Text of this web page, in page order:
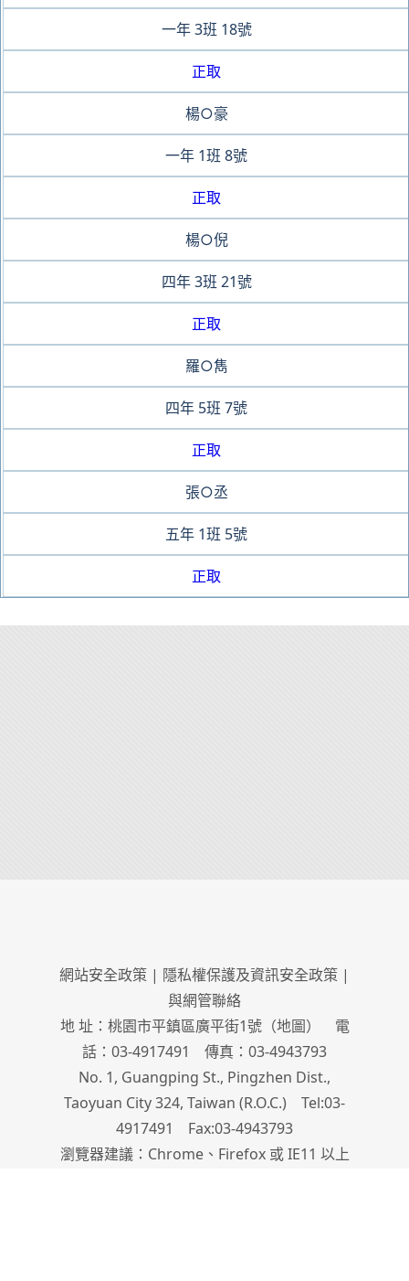
一年 3班 18號
正取
楊○豪
一年 1班 8號
正取
楊○倪
四年 3班 21號
正取
羅○雋
四年 5班 7號
正取
張○丞
五年 1班 5號
正取
網站安全政策 | 隱私權保護及資訊安全政策 |
與網管聯絡
地 址：桃園市平鎮區廣平街1號（地圖） 電
話：03-4917491 傳真：03-4943793
No. 1, Guangping St., Pingzhen Dist.,
Taoyuan City 324, Taiwan (R.O.C.) Tel:03-
4917491 Fax:03-4943793
瀏覽器建議：Chrome、Firefox 或 IE11 以上